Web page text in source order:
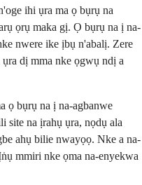
ihi ụra ma ọ bụrụ na
ọrụ maka gị. Ọ bụrụ na ị na-
nwere ike ịbụ n'abalị. Zere
dị mma nke ọgwụ ndị a
ọ bụrụ na ị na-agbanwe
site na ịrahụ ụra, nọdụ ala
ahụ bilie nwayọọ. Nke a na-
mmiri nke ọma na-enyekwa